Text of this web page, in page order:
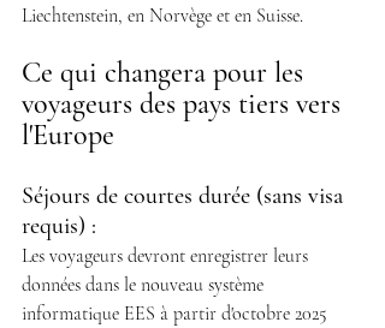
Liechtenstein, en Norvège et en Suisse.
Ce qui changera pour les
voyageurs des pays tiers vers
l'Europe
Séjours de courtes durée (sans visa
requis) :
Les voyageurs devront enregistrer leurs
données dans le nouveau système
informatique EES à partir d'octobre 2025